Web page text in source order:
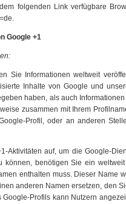
folgenden Link verfügbare
Google +1
Sie Informationen weltweit
Inhalte von Google und
haben, als auch
zusammen mit Ihrem
Profil, oder an anderen
Aktivitäten auf, um die Google-
benötigen Sie ein
enthalten muss. Dieser Name
anderen Namen ersetzen, den
Profils kann Nutzern